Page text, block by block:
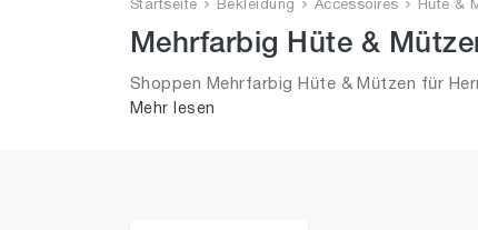
Startseite Bekleidung Accessoires Hüte &
Mehrfarbig Hüte &
Shoppen Mehrfarbig Hüte & Mützen für
Mützen in Größe ONE SIZE und alle Trends
Mehr lesen